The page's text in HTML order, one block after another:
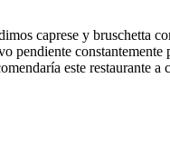
caprese y bruschetta
pendiente constantemente
este restaurante a